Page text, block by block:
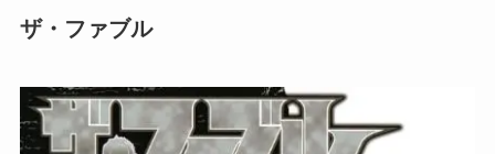
ザ・ファブル